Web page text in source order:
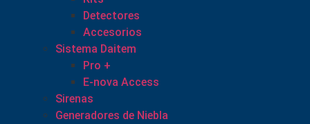
Detectores
Accesorios
Sistema Daitem
Pro +
E-nova Access
Sirenas
Generadores de Niebla